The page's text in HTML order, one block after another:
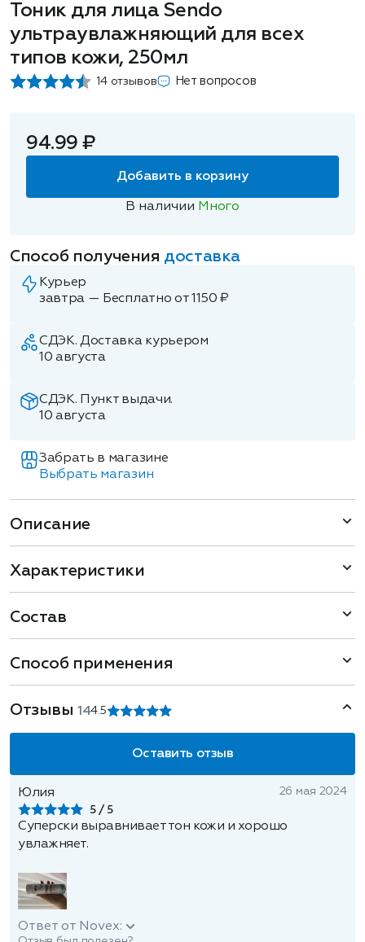
Тоник для лица Sendo
ультраувлажняющий для всех
типов кожи, 250мл
14 отзывов Нет вопросов
94.99 ₽
Добавить в корзину
В наличии Много
Способ получения доставка
Курьер
завтра — Бесплатно от 1150 ₽
СДЭК. Доставка курьером
10 августа
СДЭК. Пункт выдачи.
10 августа
Забрать в магазине
Выбрать магазин
Описание
Характеристики
Состав
Способ применения
Отзывы144.5
Оставить отзыв
Юлия
5
26 мая 2024
Суперски выравнивает тон кожи и хорошо
увлажняет.
Ответ от Novex: